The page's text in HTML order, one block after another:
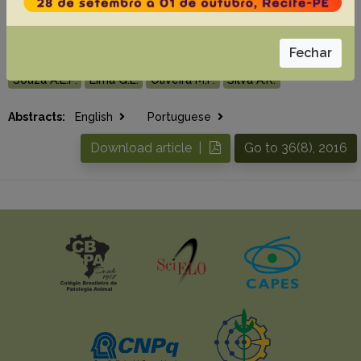
banded armadillos (Euphractus sexcinctus)
Bezerra J.A.B.
Souza A.L.P.
Lima G.L. Oliveira M.F. Silva A.R.
Abstracts: English Portuguese
Go to 36(8), 2016
Download article |
Fechar